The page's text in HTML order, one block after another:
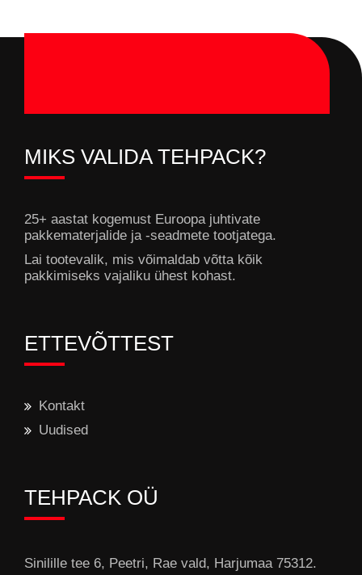
MIKS VALIDA TEHPACK?
25+ aastat kogemust Euroopa juhtivate
pakkematerjalide ja -seadmete tootjatega.
Lai tootevalik, mis võimaldab võtta kõik
pakkimiseks vajaliku ühest kohast.
ETTEVÕTTEST
Kontakt
Uudised
TEHPACK OÜ
Sinilille tee 6, Peetri, Rae vald, Harjumaa 75312.